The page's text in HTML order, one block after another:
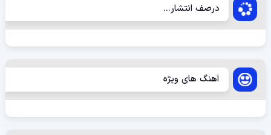
درصف انتشار...
آهنگ های ویژه